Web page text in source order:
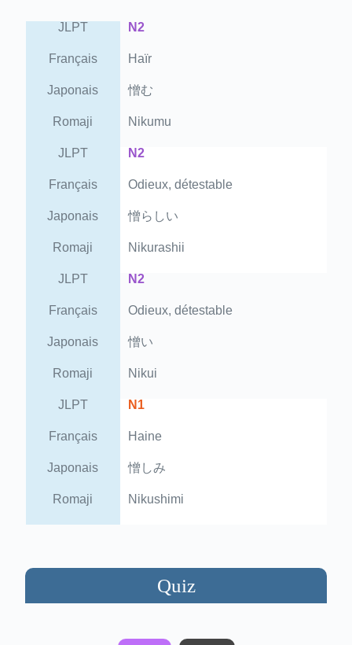
JLPT N2
Français Haïr
Japonais 憎む
Romaji Nikumu
JLPT N2
Français Odieux, détestable
Japonais 憎らしい
Romaji Nikurashii
JLPT N2
Français Odieux, détestable
Japonais 憎い
Romaji Nikui
JLPT N1
Français Haine
Japonais 憎しみ
Romaji Nikushimi
Quiz